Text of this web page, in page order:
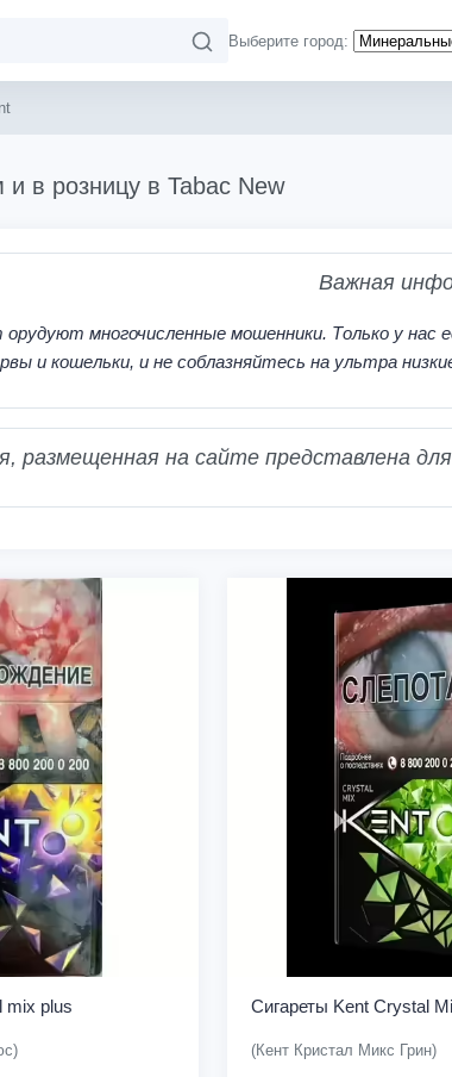
Выберите город:
и в розницу в Tabac New
Важная
орудуют многочисленные мошенники. Только у
и кошельки, и не соблазняйтесь на ультра
размещенная на сайте представлена
mix plus Сигареты Kent Crystal
(Кент Кристал Микс Грин)